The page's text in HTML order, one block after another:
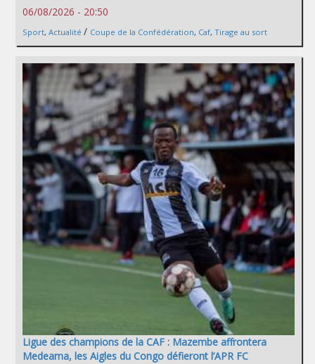
06/08/2026 - 20:50
Sport, Actualité / Coupe de la Confédération, Caf, Tirage au sort
Ligue des champions de la CAF : Mazembe affrontera
Medeama, les Aigles du Congo défieront l’APR FC